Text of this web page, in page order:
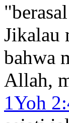
Jikalau
bahwa
Allah,
1Yoh